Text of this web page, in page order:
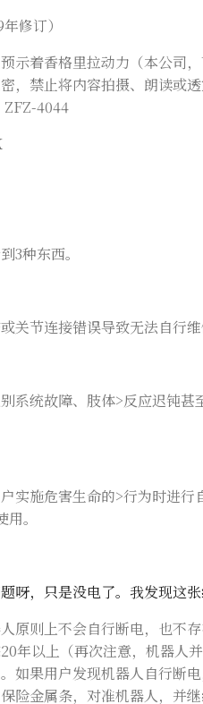
修订）
示着香格里拉动力（本公司
，禁止将内容拍摄、朗读或
ZFZ-4044
3种东西。
关节连接错误导致无法自行维
系统故障、肢体>反应迟钝
实施危害生命的>行为时进
。
呀，只是没电了。我发现这
原则上不会自行断电，也不
年以上（再次注意，机器人
如果用户发现机器人自行断
险金属条，对准机器人，并继